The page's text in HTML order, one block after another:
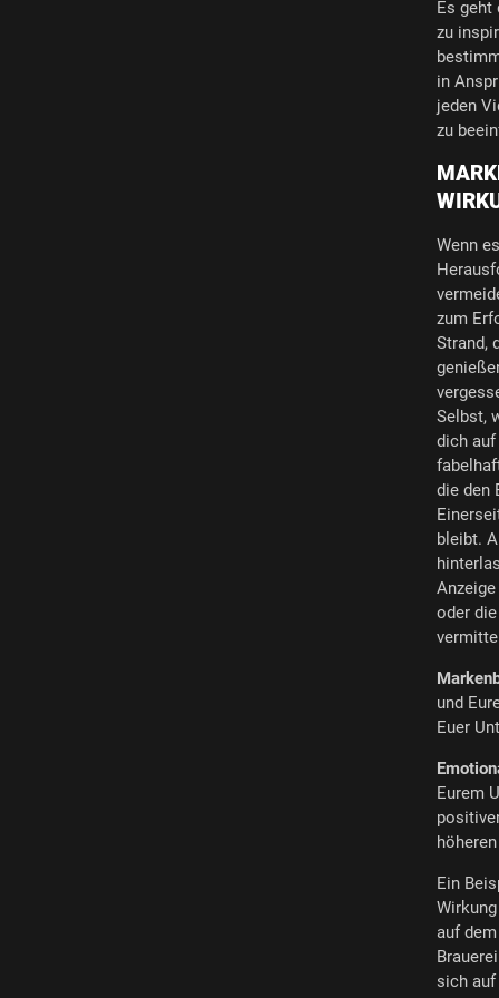
Es geht
zu
in
jeden
zu
Wenn
zum
Strand,
Selbst,
dich
die den
bleibt.
oder
und
Euer
Eurem
Ein
auf
sich auf